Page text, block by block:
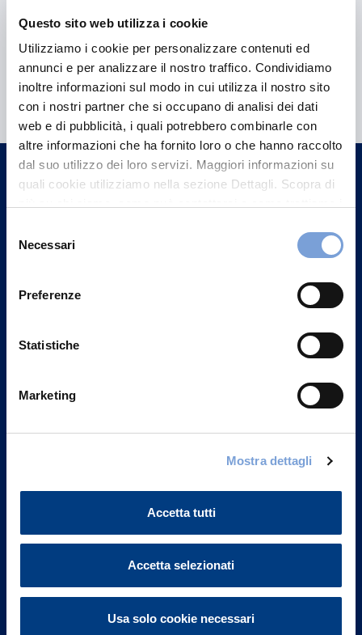
Questo sito web utilizza i cookie
Utilizziamo i cookie per personalizzare contenuti ed
annunci e per analizzare il nostro traffico. Condividiamo
inoltre informazioni sul modo in cui utilizza il nostro sito
con i nostri partner che si occupano di analisi dei dati
web e di pubblicità, i quali potrebbero combinarle con
altre informazioni che ha fornito loro o che hanno raccolto
dal suo utilizzo dei loro servizi. Maggiori informazioni su
quali cookie utilizziamo nella sezione Dettagli. Scopra di
può trovare nel footer del sito nella sezione "Informativa
delNecessari
Preferenze
Statistiche
Marketing
Mostra dettagli
Accetta tutti
Accetta selezionati
Usa solo cookie necessari
Hai bisogno di
informazioni?
Trova l'Agenzia più vicina a te e parla con
un nostro Agente.
20149 Milano
FAQ
Governance
Investor Relations